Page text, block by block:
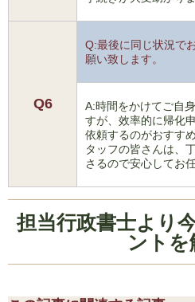
Q6
Q:最後に同じ状況で
願い致します。
A:時間をかけてご自
すが、效率的に帰化
依頼するのがおすす
タッフの皆さんは、
さるので安心してお
担当行政書士より
ント